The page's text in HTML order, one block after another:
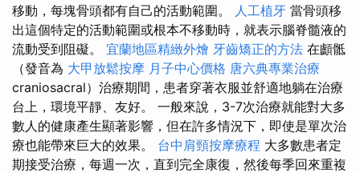
移動，每塊骨頭都有自己的活動範圍。 人工植牙 當骨頭移
出這個特定的活動範圍或根本不移動時，就表示腦脊髓液的
流動受到阻礙。 宜蘭地區精緻外燴 牙齒矯正的方法 在顱骶
（發音為 大甲放鬆按摩 月子中心價格 唐六典專業治療
craniosacral）治療期間，患者穿著衣服並舒適地躺在治療
台上，環境平靜、友好。 一般來說，3-7次治療就能對大多
數人的健康產生顯著影響，但在許多情況下，即使是單次治
療也能帶來巨大的效果。 台中肩頸按摩療程 大多數患者定
期接受治療，每週一次，直到完全康復，然後每季回來重複